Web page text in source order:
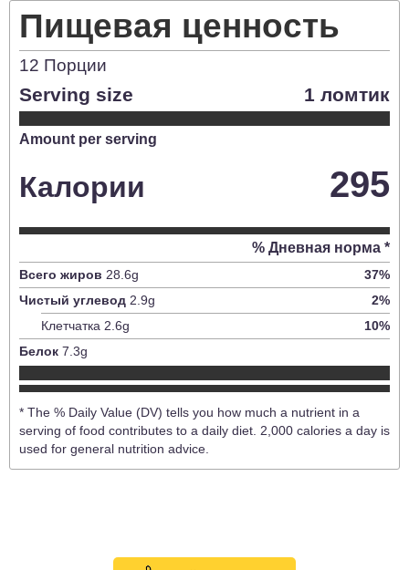
Пищевая ценность
12 Порции
Serving size 1 ломтик
Amount per serving
Калории 295
% Дневная норма *
Всего жиров 28.6g 37%
Чистый углевод 2.9g 2%
Клетчатка 2.6g 10%
Белок 7.3g
* The % Daily Value (DV) tells you how much a nutrient in a
serving of food contributes to a daily diet. 2,000 calories a day is
used for general nutrition advice.